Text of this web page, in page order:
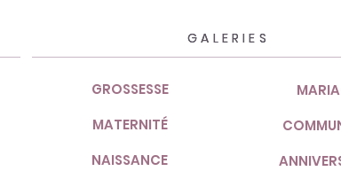
GALERIES
GALERIES
GROSSESSE
MATERNITÉ
NAISSANCE